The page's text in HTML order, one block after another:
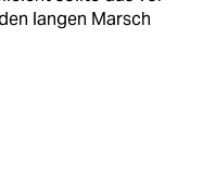
langen Marsch